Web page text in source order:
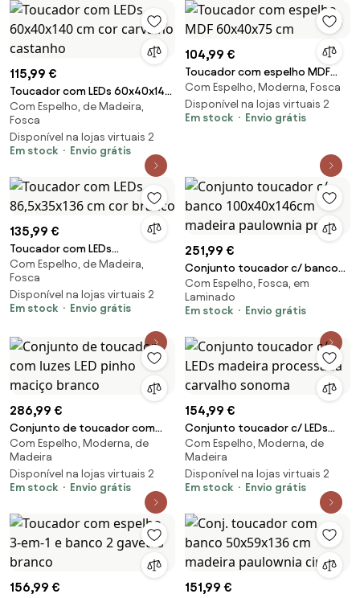
115,99 €
Toucador com LEDs 60x40x140
cm cor carvalho castanho
Com Espelho, de Madeira,
Fosca
Disponível na lojas virtuais 2
Em stock
Envio grátis
104,99 €
Toucador com espelho MDF
60x40x75 cm
Com Espelho, Moderna, Fosca
Disponível na lojas virtuais 2
Em stock
Envio grátis
135,99 €
Toucador com LEDs
86,5x35x136 cm cor branco
Com Espelho, de Madeira,
Fosca
Disponível na lojas virtuais 2
Em stock
Envio grátis
251,99 €
Conjunto toucador c/ banco
100x40x146cm madeira
paulownia preto
Com Espelho, Fosca, em
Laminado
Em stock
Envio grátis
286,99 €
Conjunto de toucador com
luzes LED pinho maciço branco
Com Espelho, Moderna, de
Madeira
Disponível na lojas virtuais 2
Em stock
Envio grátis
154,99 €
Conjunto toucador c/ LEDs
madeira processada carvalho
sonoma
Com Espelho, Moderna, de
Madeira
Disponível na lojas virtuais 2
Em stock
Envio grátis
156,99 € 151,99 €